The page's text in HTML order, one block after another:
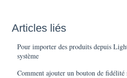
Articles liés
Pour importer des produits depuis
système
Comment ajouter un bouton de